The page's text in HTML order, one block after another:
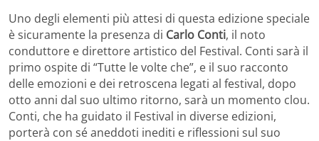
Uno degli elementi più attesi di questa edizione speciale
è sicuramente la presenza di Carlo Conti, il noto
conduttore e direttore artistico del Festival. Conti sarà il
primo ospite di “Tutte le volte che”, e il suo racconto
delle emozioni e dei retroscena legati al festival, dopo
otto anni dal suo ultimo ritorno, sarà un momento clou.
Conti, che ha guidato il Festival in diverse edizioni,
porterà con sé aneddoti inediti e riflessioni sul suo